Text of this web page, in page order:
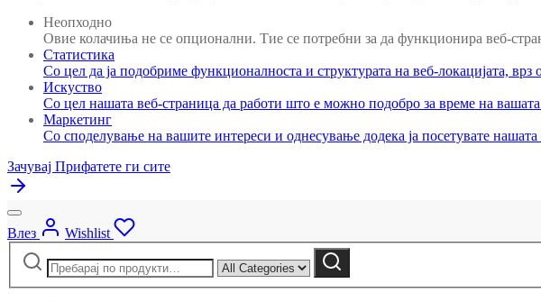
Неопходно
Овие колачиња не се опционални. Тие се потребни за да функционира веб-
Статистика
Со цел да ја подобриме функционалноста и структурата на веб-локацијата, врз
Искуство
Со цел нашата веб-страница да работи што е можно подобро за време на
Маркетинг
Со споделување на вашите интереси и однесување додека ја посетувате
Зачувај Прифатете ги сите
Влез
Wishlist
Барај
by
category:
Барај